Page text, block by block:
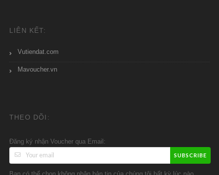
LIÊN KẾT:
Vutiendat.com
Mavoucher.vn
THEO DÕI:
Đăng ký nhận Voucher qua Email:
SUBSCRIBE